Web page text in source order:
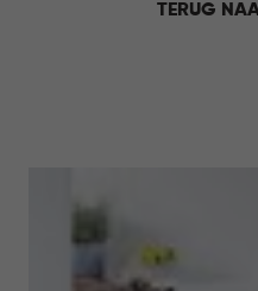
TERUG